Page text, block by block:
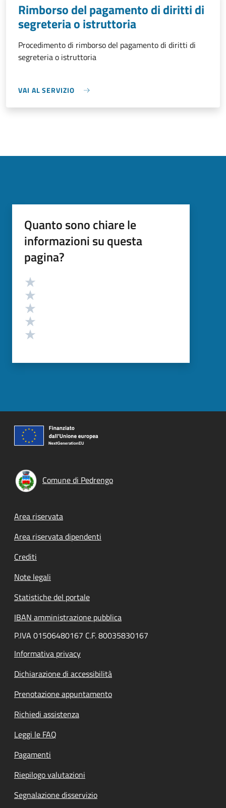
Rimborso del pagamento di diritti di
segreteria o istruttoria
Procedimento di rimborso del pagamento di diritti di
segreteria o istruttoria
VAI AL SERVIZIO
Quanto sono chiare le
informazioni su questa
pagina?
Valutazione
Comune di Pedrengo
Footer menu
Area riservata
Area riservata dipendenti
Crediti
Note legali
Statistiche del portale
IBAN amministrazione pubblica
P.IVA 01506480167 C.F. 80035830167
Informativa privacy
Dichiarazione di accessibilità
Prenotazione appuntamento
Richiedi assistenza
Leggi le FAQ
Pagamenti
Riepilogo valutazioni
Segnalazione disservizio